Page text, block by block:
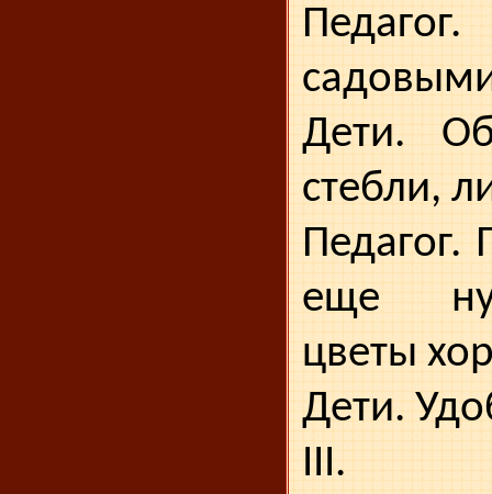
Дети.
стебли,
Педагог.
еще
цветы
Дети.
III.